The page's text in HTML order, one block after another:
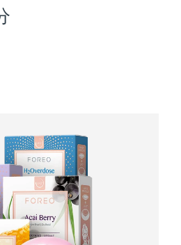
預計送達日期
預計送達日期
預計送達日期